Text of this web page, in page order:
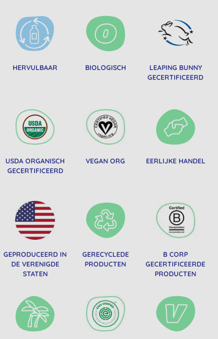
HERVULBAAR BIOLOGISCH
LEAPING BUNNY
GECERTIFICEERD
USDA ORGANISCH
GECERTIFICEERD
VEGAN ORG EERLIJKE HANDEL
GEPRODUCEERD IN
DE VERENIGDE
STATEN
GERECYCLEDE
PRODUCTEN
B CORP
GECERTIFICEERDE
PRODUCTEN